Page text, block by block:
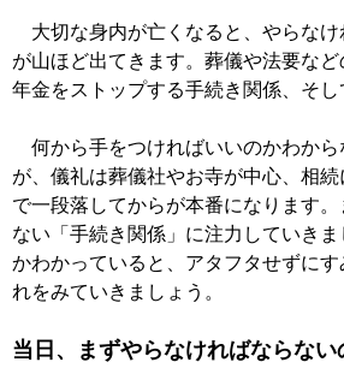
大切な身内が亡くなると、やらなけ
が山ほど出てきます。葬儀や法要な
年金をストップする手続き関係、そし
何から手をつければいいのかわから
が、儀礼は葬儀社やお寺が中心、相続
で一段落してからが本番になります
ない「手続き関係」に注力していき
かわかっていると、アタフタせずに
れをみていきましょう。
当日、まずやらなければならない